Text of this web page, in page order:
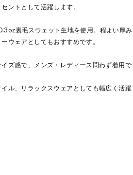
ントとして活躍します。
裏毛スウェット生地を使用。程よい厚み
ウェアとしてもおすすめです。
ズ感で、メンズ・レディース問わず着用で
ル、リラックスウェアとしても幅広く活躍